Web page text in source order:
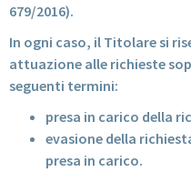
679/2016).
In ogni caso, il Titolare si
attuazione alle richieste
seguenti termini:
presa in carico della
evasione della
presa in carico.